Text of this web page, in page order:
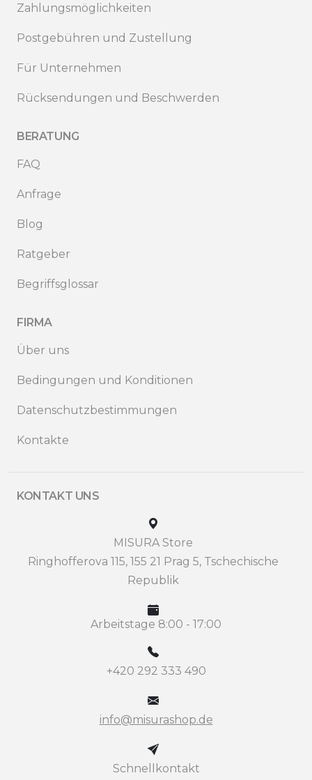
Zahlungsmöglichkeiten
Postgebühren und Zustellung
Für Unternehmen
Rücksendungen und Beschwerden
BERATUNG
FAQ
Anfrage
Blog
Ratgeber
Begriffsglossar
FIRMA
Über uns
Bedingungen und Konditionen
Datenschutzbestimmungen
Kontakte
KONTAKT UNS
MISURA Store
Ringhofferova 115, 155 21 Prag 5, Tschechische
Republik
Arbeitstage 8:00 - 17:00
+420 292 333 490
info@misurashop.de
Schnellkontakt